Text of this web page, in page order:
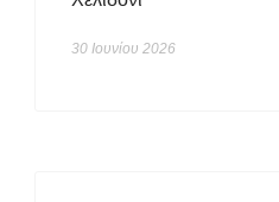
30 Ιουνίου 2026